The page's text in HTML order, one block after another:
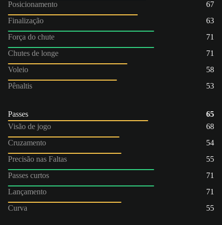
Posicionamento
67
Finalização
63
Força do chute
71
Chutes de longe
71
Voleio
58
Pênaltis
53
Passes
65
Visão de jogo
68
Cruzamento
54
Precisão nas Faltas
55
Passes curtos
71
Lançamento
71
Curva
55